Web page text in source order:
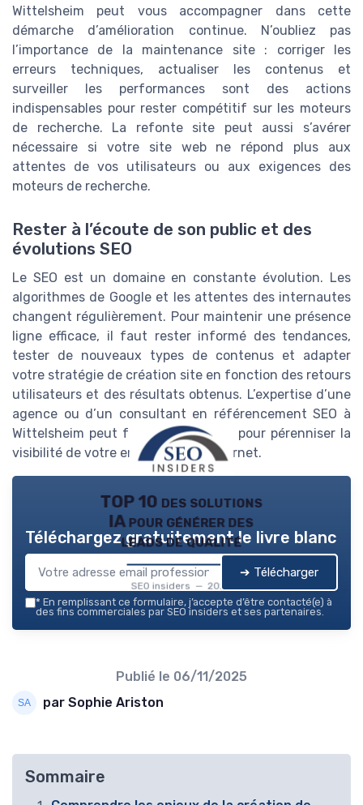
Wittelsheim peut vous accompagner dans cette
démarche d’amélioration continue. N’oubliez pas
l’importance de la maintenance site : corriger les
erreurs techniques, actualiser les contenus et
surveiller les performances sont des actions
indispensables pour rester compétitif sur les moteurs
de recherche. La refonte site peut aussi s’avérer
nécessaire si votre site web ne répond plus aux
attentes de vos utilisateurs ou aux exigences des
moteurs de recherche.
Rester à l’écoute de son public et des
évolutions SEO
Le SEO est un domaine en constante évolution. Les
algorithmes de Google et les attentes des internautes
changent régulièrement. Pour maintenir une présence
ligne efficace, il faut rester informé des tendances,
tester de nouveaux types de contenus et adapter
votre stratégie de création site en fonction des retours
utilisateurs et des résultats obtenus. L’expertise d’une
agence ou d’un consultant en référencement SEO à
Wittelsheim peut faire la différence pour pérenniser la
visibilité de votre entreprise sur internet.
TOP 10 des solutions
IA pour générer des
leads de qualité
SEO insiders — 2026
Téléchargez gratuitement le livre blanc
➔ Télécharger
* En remplissant ce formulaire, j’accepte d’être contacté(e) à
des fins commerciales par SEO insiders et ses partenaires.
Publié le 06/11/2025
par Sophie Ariston
Sommaire